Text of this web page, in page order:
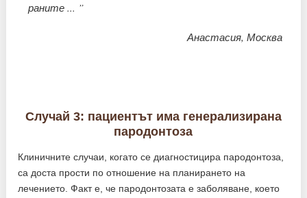
раните ... ”
Анастасия, Москва
Случай 3: пациентът има генерализирана
пародонтоза
Клиничните случаи, когато се диагностицира пародонтоза,
са доста прости по отношение на планирането на
лечението. Факт е, че пародонтозата е заболяване, което